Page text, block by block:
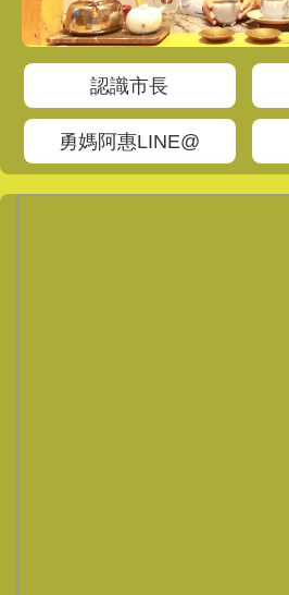
認識市長
勇媽阿惠LINE@